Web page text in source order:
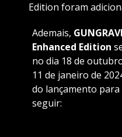
Edition foram
Ademais,
Enhanced Edition
no dia 18 de
11 de janeiro de
do lançamento
seguir: